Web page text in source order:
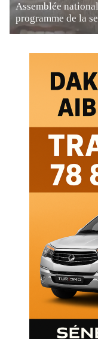
Assemblée
programme de la